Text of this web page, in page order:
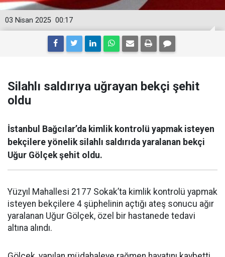
00:17
03 Nisan 2025
Silahlı saldırıya uğrayan bekçi şehit
oldu
İstanbul Bağcılar’da kimlik kontrolü yapmak isteyen
bekçilere yönelik silahlı saldırıda yaralanan bekçi
Uğur Gölçek şehit oldu.
Yüzyıl Mahallesi 2177 Sokak’ta kimlik kontrolü yapmak
isteyen bekçilere 4 şüphelinin açtığı ateş sonucu ağır
yaralanan Uğur Gölçek, özel bir hastanede tedavi
altına alındı.